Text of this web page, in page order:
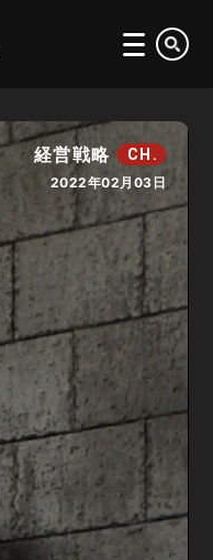
経営戦略 CH.
2022年02月03日